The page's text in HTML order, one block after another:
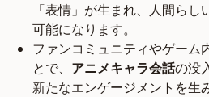
「表情」が生まれ、人間ら
可能になります。
ファンコミュニティやゲーム
とで、 アニメキャラ会話の没
新たなエンゲージメントを生